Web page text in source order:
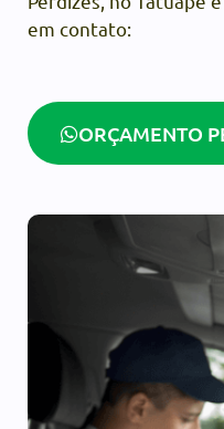
em contato:
ORÇAMENTO